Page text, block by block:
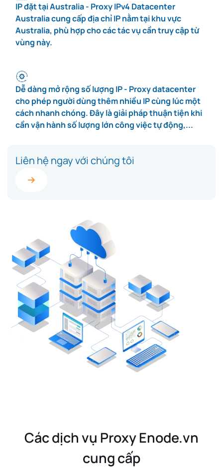
IP đặt tại Australia - Proxy IPv4 Datacenter
Australia cung cấp địa chỉ IP nằm tại khu vực
Australia, phù hợp cho các tác vụ cần truy cập từ
vùng này.
Dễ dàng mở rộng số lượng IP - Proxy datacenter
cho phép người dùng thêm nhiều IP cùng lúc một
cách nhanh chóng. Đây là giải pháp thuận tiện khi
cần vận hành số lượng lớn công việc tự động,...
Liên hệ ngay với chúng tôi
Các dịch vụ Proxy Enode.vn
cung cấp